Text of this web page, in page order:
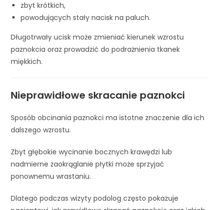
zbyt krótkich,
powodujących stały nacisk na paluch.
Długotrwały ucisk może zmieniać kierunek wzrostu
paznokcia oraz prowadzić do podrażnienia tkanek
miękkich.
Nieprawidłowe skracanie paznokci
Sposób obcinania paznokci ma istotne znaczenie dla ich
dalszego wzrostu.
Zbyt głębokie wycinanie bocznych krawędzi lub
nadmierne zaokrąglanie płytki może sprzyjać
ponownemu wrastaniu.
Dlatego podczas wizyty podolog często pokazuje